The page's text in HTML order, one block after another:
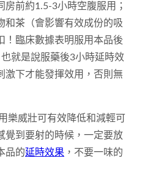
前約1.5-3小時空腹服用；
和茶（會影響有效成份的吸
！臨床數據表明服用本品後
就是說服藥後3小時延時效
激下才能發揮效用，否則無
樂威壯可有效降低和減輕可
覺到要射的時候，一定要放
品的延時效果 ，不要一味的